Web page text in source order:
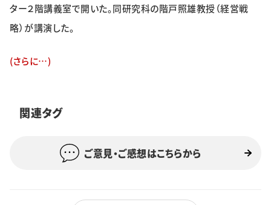
イベント
購読 日大文芸賞
ター２階講義室で開いた。同研究科の階戸照雄教授（経営戦
略）が講演した。
(さらに…)
関連タグ
ご意見・ご感想はこちらから